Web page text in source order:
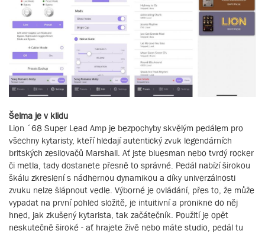
Šelma je v klidu
Lion ´68 Super Lead Amp je bezpochyby skvělým pedálem pro
všechny kytaristy, kteří hledají autentický zvuk legendárních
britských zesilovačů Marshall. Ať jste bluesman nebo tvrdý rocker
či metla, tady dostanete přesně to správné. Pedál nabízí širokou
škálu zkreslení s nádhernou dynamikou a díky univerzálnosti
zvuku nelze šlápnout vedle. Výborné je ovládání, přes to, že může
vypadat na první pohled složitě, je intuitivní a pronikne do něj
hned, jak zkušený kytarista, tak začátečník. Použití je opět
neskutečně široké - ať hrajete živě nebo máte studio, pedál tu